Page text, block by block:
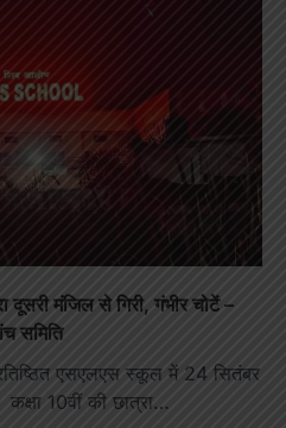
मंजिल से गिरी, गंभीर चोटें –
समिति
एसएलएस स्कूल में 24 सितंबर
10वीं की छात्रा…